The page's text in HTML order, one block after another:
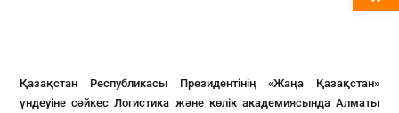
Қазақстан Республикасы Президентінің «Жаңа Қазақстан»
үндеуіне сәйкес Логистика және көлік академиясында Алматы